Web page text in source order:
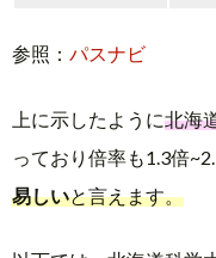
参照： パスナビ
上に示したように北海
っており倍率も1.3倍
易しいと言えます。